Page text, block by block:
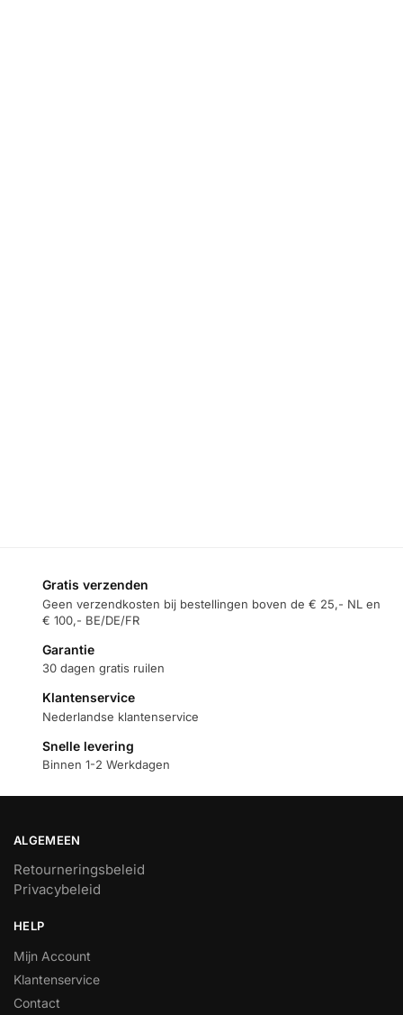
Gratis verzenden
Geen verzendkosten bij bestellingen boven de € 25,- NL en
€ 100,- BE/DE/FR
Garantie
30 dagen gratis ruilen
Klantenservice
Nederlandse klantenservice
Snelle levering
Binnen 1-2 Werkdagen
ALGEMEEN
Retourneringsbeleid
Privacybeleid
HELP
Mijn Account
Klantenservice
Contact